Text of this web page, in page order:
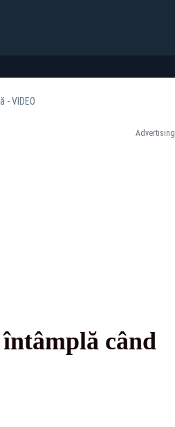
- VIDEO
Advertising
când